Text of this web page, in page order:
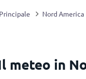
Principale Nord America
meteo in